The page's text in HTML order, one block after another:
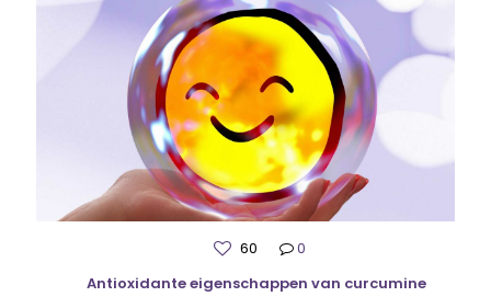
60
0
Antioxidante eigenschappen van curcumine